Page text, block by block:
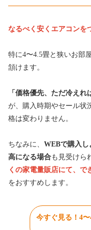
なるべく安くエアコンを
特に4〜4.5畳と狭いお部
頷けます。
「価格優先、ただ冷え
が、購入時期やセール状
格は変わりません。
ちなみに、 WEBで購入し
高になる場合も見受けら
くの家電量販店にて、で
をおすすめします。
今すぐ見る！4